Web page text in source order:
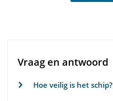
Vraag en antwoord
Hoe veilig is het schip?